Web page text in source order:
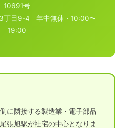
10691号
3丁目9-4 年中無休・10:00〜
19:00
に隣接する製造業・電子部品
張旭駅が社宅の中心となりま